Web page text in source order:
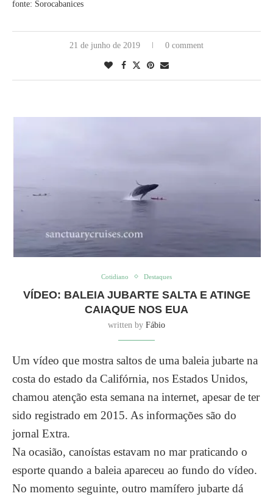
fonte: Sorocabanices
21 de junho de 2019 0 comment
Cotidiano Destaques
VÍDEO: BALEIA JUBARTE SALTA E ATINGE
CAIAQUE NOS EUA
written by Fábio
Um vídeo que mostra saltos de uma baleia jubarte na
costa do estado da Califórnia, nos Estados Unidos,
chamou atenção esta semana na internet, apesar de ter
sido registrado em 2015. As informações são do
jornal Extra.
Na ocasião, canoístas estavam no mar praticando o
esporte quando a baleia apareceu ao fundo do vídeo.
No momento seguinte, outro mamífero jubarte dá